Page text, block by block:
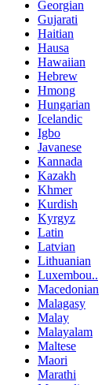
Georgian
Gujarati
Haitian
Hausa
Hawaiian
Hebrew
Hmong
Hungarian
Icelandic
Igbo
Javanese
Kannada
Kazakh
Khmer
Kurdish
Kyrgyz
Latin
Latvian
Lithuanian
Luxembou..
Macedonian
Malagasy
Malay
Malayalam
Maltese
Maori
Marathi